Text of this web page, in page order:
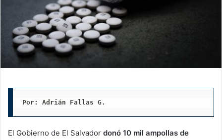
Por: Adrián Fallas G.
El Gobierno de El Salvador donó 10 mil ampollas de